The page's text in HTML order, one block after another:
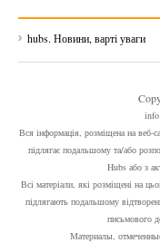
hubs. Новини, варті уваги
Вся інформація, розміщена на веб-
підлягає подальшому та/або
Hubs або з
Всі матеріали, які розміщені на
підлягають подальшому
письмового
Материалы,